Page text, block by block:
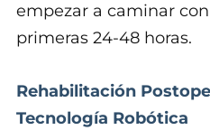
empezar a caminar
primeras 24-48 horas.
Rehabilitación
Tecnología Robótica